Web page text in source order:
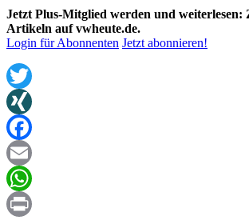
Jetzt Plus-Mitglied werden und weiterlesen:
Artikeln auf vwheute.de.
Login für Abonnenten Jetzt abonnieren!
Twitter
XING
Facebook
Email
WhatsApp